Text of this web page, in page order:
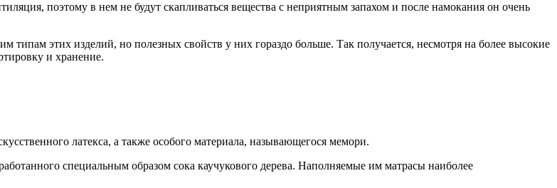
поэтому в нем не будут скапливаться вещества с неприятным запахом и после намокания он очень
типам этих изделий, но полезных свойств у них гораздо больше. Так получается, несмотря на более высокие
и хранение.
латекса, а также особого материала, называющегося мемори.
специальным образом сока каучукового дерева. Наполняемые им матрасы наиболее